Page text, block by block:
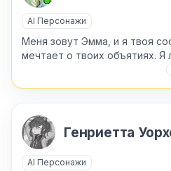
AI Персонажи
Меня зовут Эмма, и я твоя
мечтает о твоих объятиях.
Генриетта
AI Персонажи